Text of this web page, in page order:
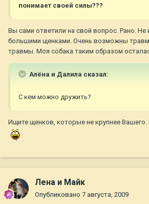
понимает своей силы???
Вы сами ответили на свой вопрос. Рано. Не
большими щенками. Очень возможны
травмы. Моя собака таким образом
Алёна и Далила сказал:
С кем можно дружить?
Ищите щенков, которые не крупнее Вашего.
Лена и Майк
Опубликовано 7 августа, 2009